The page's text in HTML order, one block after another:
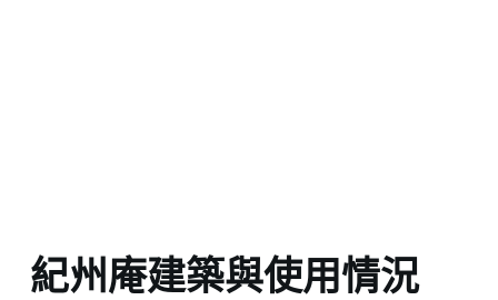
紀州庵建築與使用情況